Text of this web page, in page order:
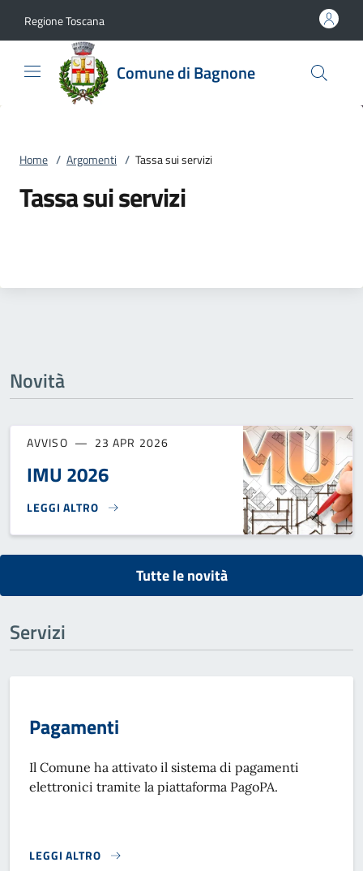
Regione Toscana
Comune di Bagnone
Home / Argomenti / Tassa sui servizi
Tassa sui servizi
Novità
AVVISO 23 APR 2026
IMU 2026
LEGGI ALTRO
IMU 2026}
Tutte le novità
Servizi
Pagamenti
Il Comune ha attivato il sistema di pagamenti
elettronici tramite la piattaforma PagoPA.
LEGGI ALTRO
PAGAMENTI}